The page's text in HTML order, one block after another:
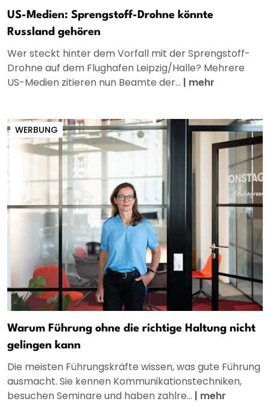
US-Medien: Sprengstoff-Drohne könnte
Russland gehören
Wer steckt hinter dem Vorfall mit der Sprengstoff-
Drohne auf dem Flughafen Leipzig/Halle? Mehrere
US-Medien zitieren nun Beamte der... | mehr
WERBUNG
Warum Führung ohne die richtige Haltung nicht
gelingen kann
Die meisten Führungskräfte wissen, was gute Führung
ausmacht. Sie kennen Kommunikationstechniken,
besuchen Seminare und haben zahlre... | mehr